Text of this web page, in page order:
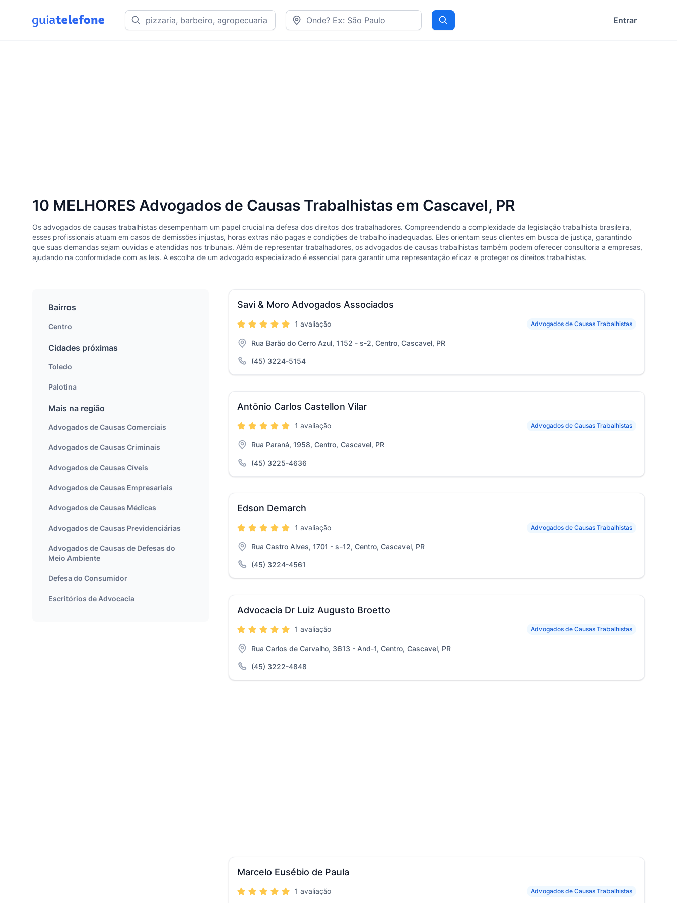
Procurar Entrar
10 MELHORES Advogados de Causas Trabalhistas em Cascavel, PR
Os advogados de causas trabalhistas desempenham um papel crucial na defesa dos direitos dos trabalhadores. Compreendendo a complexidade da legislação trabalhista brasileira,
esses profissionais atuam em casos de demissões injustas, horas extras não pagas e condições de trabalho inadequadas. Eles orientam seus clientes em busca de justiça, garantindo
que suas demandas sejam ouvidas e atendidas nos tribunais. Além de representar trabalhadores, os advogados de causas trabalhistas também podem oferecer consultoria a empresas,
ajudando na conformidade com as leis. A escolha de um advogado especializado é essencial para garantir uma representação eficaz e proteger os direitos trabalhistas.
Savi & Moro Advogados Associados
Advogados de Causas Trabalhistas
1 avaliação
Rua Barão do Cerro Azul, 1152 - s-2, Centro, Cascavel, PR
(45) 3224-5154
Antônio Carlos Castellon Vilar
Advogados de Causas Trabalhistas
1 avaliação
Rua Paraná, 1958, Centro, Cascavel, PR
(45) 3225-4636
Edson Demarch
Advogados de Causas Trabalhistas
1 avaliação
Rua Castro Alves, 1701 - s-12, Centro, Cascavel, PR
(45) 3224-4561
Advocacia Dr Luiz Augusto Broetto
Advogados de Causas Trabalhistas
1 avaliação
Rua Carlos de Carvalho, 3613 - And-1, Centro, Cascavel, PR
(45) 3222-4848
Marcelo Eusébio de Paula
Advogados de Causas Trabalhistas
1 avaliação
Bairros
Centro
Cidades próximas
Toledo
Palotina
Mais na região
Advogados de Causas Comerciais
Advogados de Causas Criminais
Advogados de Causas Cíveis
Advogados de Causas Empresariais
Advogados de Causas Médicas
Advogados de Causas Previdenciárias
Advogados de Causas de Defesas do
Meio Ambiente
Defesa do Consumidor
Escritórios de Advocacia